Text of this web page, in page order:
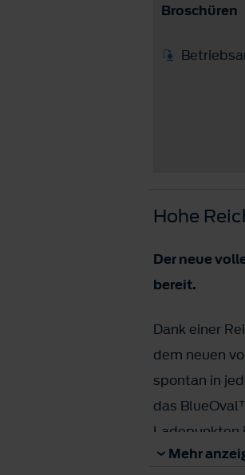
Broschüren
Hohe
Der neue
bereit.
Dank einer
dem neuen
spontan in
das
Ladepunkten
direkt
Mehr